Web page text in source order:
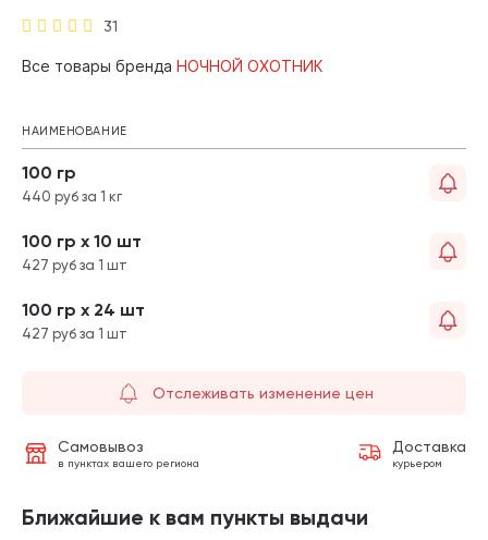
31
Все товары бренда НОЧНОЙ ОХОТНИК
НАИМЕНОВАНИЕ
100 гр
440 руб за 1 кг
100 гр х 10 шт
427 руб за 1 шт
100 гр х 24 шт
427 руб за 1 шт
Отслеживать изменение цен
Самовывоз
в пунктах вашего региона
Доставка
курьером
Ближайшие к вам пункты выдачи